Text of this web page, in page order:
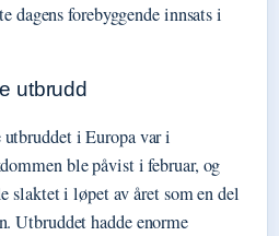
dagens forebyggende innsats i
utbrudd
i Europa var i
ble påvist i februar, og
slaktet i løpet av året som en del
Utbruddet hadde enorme